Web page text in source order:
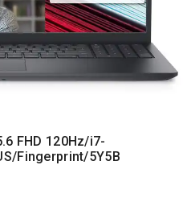
FHD 120Hz/i7-
Fingerprint/5Y5B